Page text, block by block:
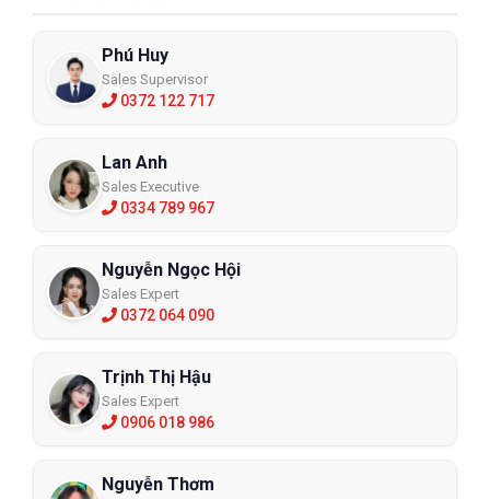
Phú Huy
Sales Supervisor
0372 122 717
Lan Anh
Sales Executive
0334 789 967
Nguyễn Ngọc Hội
Sales Expert
0372 064 090
Trịnh Thị Hậu
Sales Expert
0906 018 986
Nguyễn Thơm